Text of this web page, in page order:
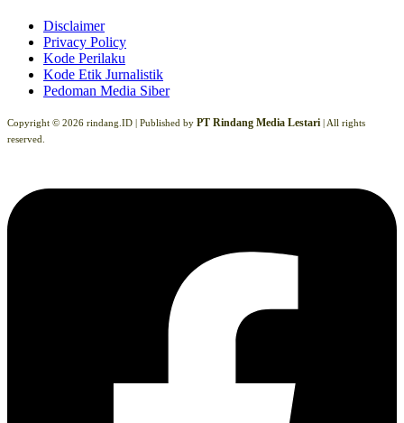
Disclaimer
Privacy Policy
Kode Perilaku
Kode Etik Jurnalistik
Pedoman Media Siber
Copyright © 2026 rindang.ID | Published by PT Rindang Media Lestari | All rights
reserved.